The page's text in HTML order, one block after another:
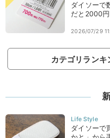
ダイソーで
だと2000
2026/07/29
カテゴリランキ
ダイソーで